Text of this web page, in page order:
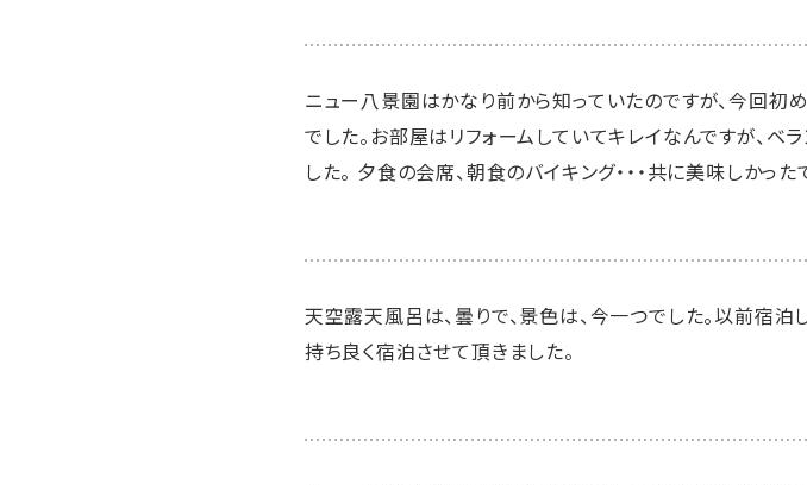
ニュー八景園はかなり前から知っていたのですが、今回
でした。お部屋はリフォームしていてキレイなんですが、ベ
した。 夕食の会席、朝食のバイキング・・・共に美味しかっ
天空露天風呂は、曇りで、景色は、今一つでした。以前宿泊
持ち良く宿泊させて頂きました。